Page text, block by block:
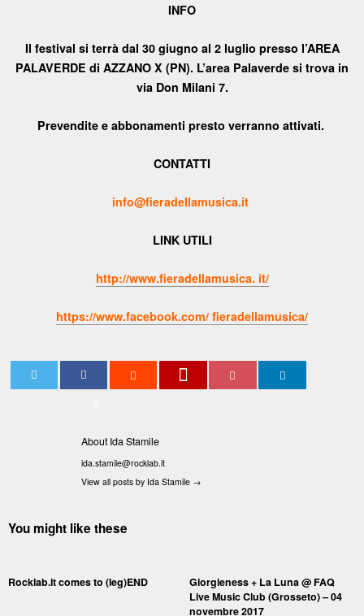
INFO
Il festival si terrà dal 30 giugno al 2 luglio presso l’AREA
PALAVERDE di AZZANO X (PN). L’area Palaverde si trova in
via Don Milani 7.
Prevendite e abbonamenti presto verranno attivati.
CONTATTI
info@fieradellamusica.it
LINK UTILI
http://www.fieradellamusica. it/
https://www.facebook.com/ fieradellamusica/
About Ida Stamile
ida.stamile@rocklab.it
View all posts by Ida Stamile →
You might like these
Rocklab.it comes to (leg)END
Giorgieness + La Luna @ FAQ
Live Music Club (Grosseto) – 04
novembre 2017